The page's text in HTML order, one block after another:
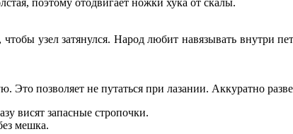
поэтому отодвигает ножки хука от скалы.
узел затянулся. Народ любит навязывать внутри
позволяет не путаться при лазании. Аккуратно
висят запасные стропочки.
мешка.